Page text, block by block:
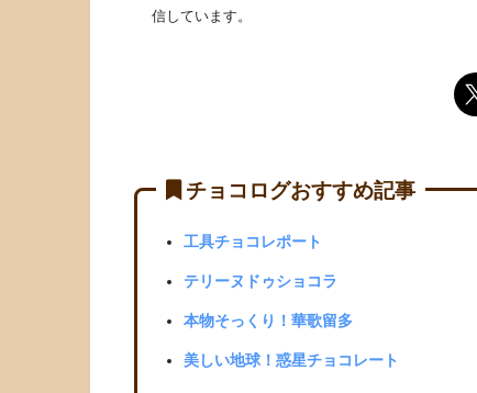
信しています。
チョコログおすすめ記事
工具チョコレポート
テリーヌドゥショコラ
本物そっくり！華歌留多
美しい地球！惑星チョコレート